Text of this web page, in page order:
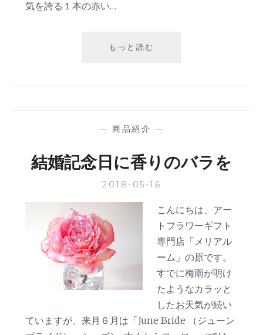
気を誇る１本の赤い…
もっと読む
１
の
い
バ
ラ
— 商品紹介 —
結婚記念日に香りのバラを
2018-05-16
こんにちは、アー
トフラワーギフト
専門店「メリアル
ーム」の原です。
すでに梅雨が明け
たようなカラッと
したお天気が続い
ていますが、来月６月は「June Bride （ジューン